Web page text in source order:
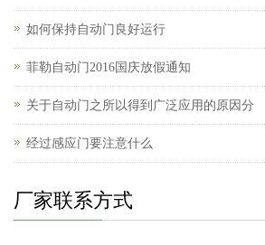
如何保持自动门良好运行
菲勒自动门2016国庆放假通知
关于自动门之所以得到广泛应用的原因分
经过感应门要注意什么
厂家联系方式